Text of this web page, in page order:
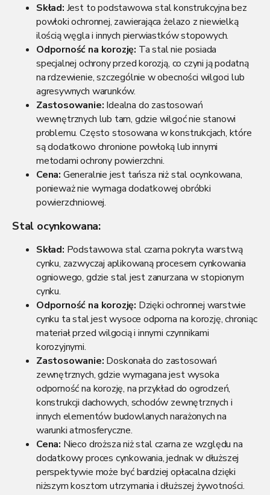
Skład: Jest to podstawowa stal konstrukcyjna bez
powłoki ochronnej, zawierająca żelazo z niewielką
ilością węgla i innych pierwiastków stopowych.
Odporność na korozję: Ta stal nie posiada
specjalnej ochrony przed korozją, co czyni ją podatną
na rdzewienie, szczególnie w obecności wilgoci lub
agresywnych warunków.
Zastosowanie: Idealna do zastosowań
wewnętrznych lub tam, gdzie wilgoć nie stanowi
problemu. Często stosowana w konstrukcjach, które
są dodatkowo chronione powłoką lub innymi
metodami ochrony powierzchni.
Cena: Generalnie jest tańsza niż stal ocynkowana,
ponieważ nie wymaga dodatkowej obróbki
powierzchniowej.
Stal ocynkowana:
Skład: Podstawowa stal czarna pokryta warstwą
cynku, zazwyczaj aplikowaną procesem cynkowania
ogniowego, gdzie stal jest zanurzana w stopionym
cynku.
Odporność na korozję: Dzięki ochronnej warstwie
cynku ta stal jest wysoce odporna na korozję, chroniąc
materiał przed wilgocią i innymi czynnikami
korozyjnymi.
Zastosowanie: Doskonała do zastosowań
zewnętrznych, gdzie wymagana jest wysoka
odporność na korozję, na przykład do ogrodzeń,
konstrukcji dachowych, schodów zewnętrznych i
innych elementów budowlanych narażonych na
warunki atmosferyczne.
Cena: Nieco droższa niż stal czarna ze względu na
dodatkowy proces cynkowania, jednak w dłuższej
perspektywie może być bardziej opłacalna dzięki
niższym kosztom utrzymania i dłuższej żywotności.